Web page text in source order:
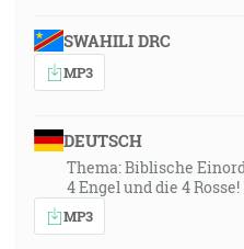
SWAHILI DRC
MP3
DEUTSCH
Thema: Biblische
4 Engel und die 4 Rosse!
MP3